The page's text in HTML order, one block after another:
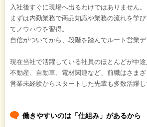
入社後すぐに現場へ出るわけではありません。
まずは内勤業務で商品知識や業務の流れを学
てノウハウを習得。
自信がついてから、段階を踏んでルート営業デ
現在当社で活躍している社員のほとんどが中途
不動産、自動車、電材関連など、前職はさまざ
営業未経験からスタートした先輩も多数活躍し
働きやすいのは「仕組み」があるから